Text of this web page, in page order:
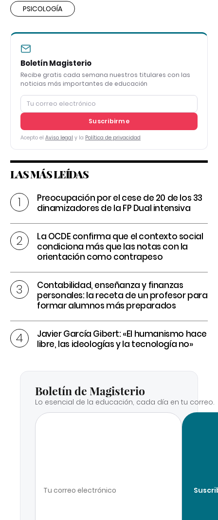
PSICOLOGÍA
Boletín Magisterio
Recibe gratis cada semana nuestros titulares con las
noticias más importantes de educación
Suscribirme
Acepto el Aviso legal y la Política de privacidad
LAS MÁS LEÍDAS
Preocupación por el cese de 20 de los 33
dinamizadores de la FP Dual intensiva
La OCDE confirma que el contexto social
condiciona más que las notas con la
orientación como contrapeso
Contabilidad, enseñanza y finanzas
personales: la receta de un profesor para
formar alumnos más preparados
Javier García Gibert: «El humanismo hace
libre, las ideologías y la tecnología no»
Boletín de Magisterio
Lo esencial de la educación, cada día en tu correo.